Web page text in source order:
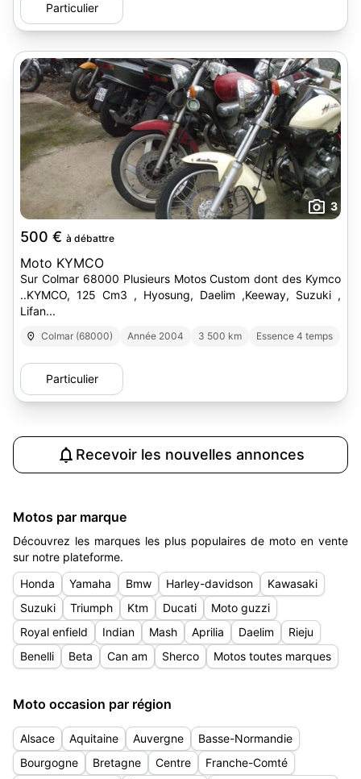
Particulier
3
500 € à débattre
Moto KYMCO
Sur Colmar 68000 Plusieurs Motos Custom dont des Kymco
..KYMCO, 125 Cm3 , Hyosung, Daelim ,Keeway, Suzuki ,
Lifan...
Colmar (68000) Année 2004 3 500 km Essence 4 temps
Particulier
Recevoir les nouvelles annonces
Motos par marque
Découvrez les marques les plus populaires de moto en vente
sur notre plateforme.
Honda
Yamaha Bmw Harley-davidson
Kawasaki
Suzuki
Triumph Ktm Ducati
Moto guzzi
Royal enfield
Indian Mash Aprilia Daelim
Rieju
Benelli
Beta Can am Sherco Motos toutes marques
Moto occasion par région
Alsace Aquitaine Auvergne
Basse-Normandie
Bourgogne
Bretagne Centre
Franche-Comté